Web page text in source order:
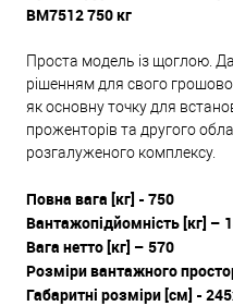
BM7512 750 кг
Проста модель із щоглою.
рішенням для свого
як основну точку для
проженторів та другого
розгалуженого комплексу.
Повна вага [кг] - 750
Вантажопідйомність [кг] –
Вага нетто [кг] – 570
Розміри вантажного
Габаритні розміри [см] -